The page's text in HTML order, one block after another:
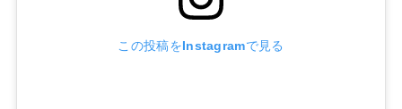
この投稿をInstagramで見る